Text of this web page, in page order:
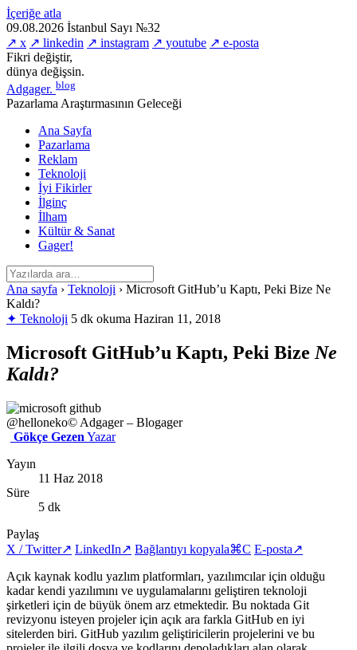
İçeriğe atla
09.08.2026 İstanbul Sayı №32
↗ x ↗ linkedin ↗ instagram ↗ youtube ↗ e-posta
Fikri değiştir,
dünya değişsin.
Adgager. blog
Pazarlama Araştırmasının Geleceği
Ana Sayfa
Pazarlama
Reklam
Teknoloji
İyi Fikirler
İlginç
İlham
Kültür & Sanat
Gager!
Ana sayfa › Teknoloji › Microsoft GitHub’u Kaptı, Peki Bize Ne
Kaldı?
✦ Teknoloji 5 dk okuma Haziran 11, 2018
Microsoft GitHub’u Kaptı, Peki BizeNe
Kaldı?
@helloneko© Adgager – Blogager
Gökçe Gezen Yazar
Yayın
11 Haz 2018
Süre
5 dk
Paylaş
X / Twitter↗ LinkedIn↗ Bağlantıyı kopyala⌘C E-posta↗
Açık kaynak kodlu yazlım platformları, yazılımcılar için olduğu
kadar kendi yazılımını ve uygulamalarını geliştiren teknoloji
şirketleri için de büyük önem arz etmektedir. Bu noktada Git
revizyonu isteyen projeler için açık ara farkla GitHub en iyi
sitelerden biri. GitHub yazılım geliştiricilerin projelerini ve bu